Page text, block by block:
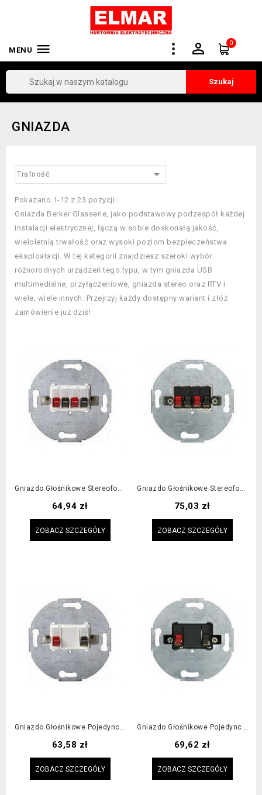
MENU  0

Szukaj
GNIAZDA
Trafność 
Pokazano 1-12 z 23 pozycji
Gniazda Berker Glasserie, jako podstawowy podzespół każdej
instalacji elektrycznej, łączą w sobie doskonałą jakość,
wieloletnią trwałość oraz wysoki poziom bezpieczeństwa
eksploatacji. W tej kategorii znajdziesz szeroki wybór
różnorodnych urządzeń tego typu, w tym gniazda USB
multimedialne, przyłączeniowe, gniazda stereo oraz RTV i
wiele, wiele innych. Przejrzyj każdy dostępny wariant i złóż
zamówienie już dziś!
Gniazdo Głośnikowe Stereofoniczne Podwójne Białe
Cena
64,94 zł
ZOBACZ SZCZEGÓŁY
Gniazdo Głośnikowe Stereofoniczne Podwójne Antracyt
Cena
75,03 zł
ZOBACZ SZCZEGÓŁY
Gniazdo Głośnikowe Pojedyncze Białe
Cena
63,58 zł
ZOBACZ SZCZEGÓŁY
Gniazdo Głośnikowe Pojedyncze Antracyt
Cena
69,62 zł
ZOBACZ SZCZEGÓŁY